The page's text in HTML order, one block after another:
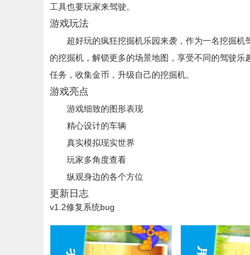
工具也要玩家来驾驶。
游戏玩法
超好玩的疯狂挖掘机乐园来袭，作为一名挖掘机
的挖掘机，解锁更多的场景地图，享受不同的驾驶
任务，收集金币，升级自己的挖掘机。
游戏亮点
游戏细致的图形表现
精心设计的车辆
真实模拟现实世界
玩家多角度查看
纵观身边的各个方位
更新日志
v1.2修复系统bug